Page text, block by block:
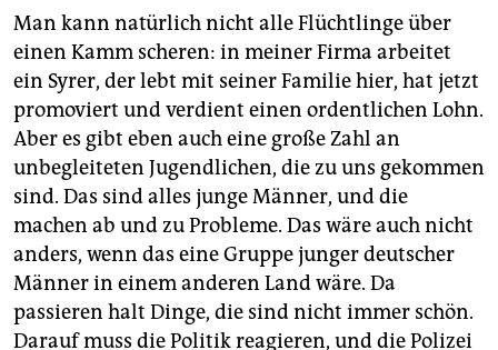
Man kann natürlich nicht alle Flüchtlinge über
einen Kamm scheren: in meiner Firma arbeitet
ein Syrer, der lebt mit seiner Familie hier, hat jetzt
promoviert und verdient einen ordentlichen Lohn.
Aber es gibt eben auch eine große Zahl an
unbegleiteten Jugendlichen, die zu uns gekommen
sind. Das sind alles junge Männer, und die
machen ab und zu Probleme. Das wäre auch nicht
anders, wenn das eine Gruppe junger deutscher
Männer in einem anderen Land wäre. Da
passieren halt Dinge, die sind nicht immer schön.
Darauf muss die Politik reagieren, und die Polizei